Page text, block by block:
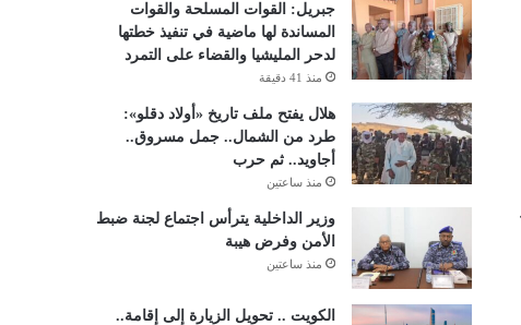
جبريل: القوات المسلحة والقوات
المساندة لها ماضية في تنفيذ خطتها
لدحر المليشيا والقضاء على التمرد
منذ 41 دقيقة
هلال يفتح ملف تاريخ «أولاد دقلو»:
طرد من الشمال.. جمل مسروق..
أجاويد.. ثم حرب
منذ ساعتين
وزير الداخلية يترأس اجتماع لجنة ضبط
الأمن وفرض هيبة
منذ ساعتين
الكويت .. تحويل الزيارة إلى إقامة..